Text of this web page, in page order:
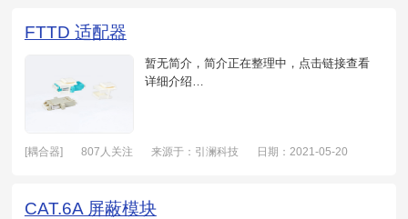
FTTD 适配器
暂无简介，简介正在整理中，点击链接查看
详细介绍…
[耦合器] 807人关注 来源于：引澜科技 日期：2021-05-20
CAT.6A 屏蔽模块